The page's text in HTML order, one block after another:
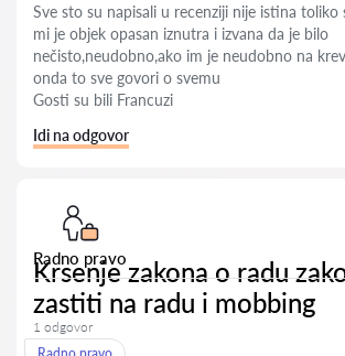
Sve sto su napisali u recenziji nije istina toliko
mi je objek opasan iznutra i izvana da je bilo
nečisto,neudobno,ako im je neudobno na
onda to sve govori o svemu
Gosti su bili Francuzi
Idi na odgovor
Radno pravo
Krsenje zakona o radu
zastiti na radu i mobbing
1 odgovor